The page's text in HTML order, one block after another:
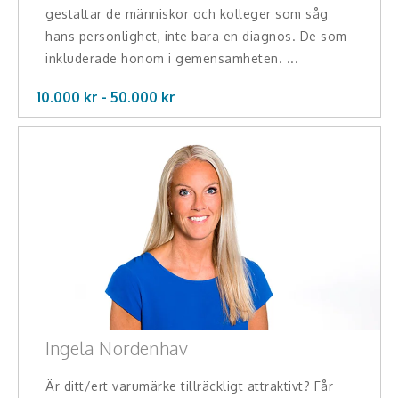
gestaltar de människor och kolleger som såg
hans personlighet, inte bara en diagnos. De som
inkluderade honom i gemensamheten. ...
10.000 kr - 50.000 kr
Ingela Nordenhav
Är ditt/ert varumärke tillräckligt attraktivt? Får